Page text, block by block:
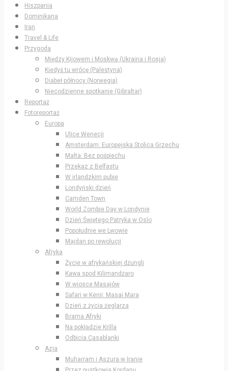
Hiszpania
Dominikana
Iran
Travel & Life
Przygoda
Między Kijowem i Moskwą (Ukraina i Rosja)
Kiedyś tu wrócę (Palestyna)
Diabeł północy (Norwegia)
Niecodzienne spotkanie (Gibraltar)
Reportaż
Fotoreportaż
Europa
Ulice Wenecji
Amsterdam: Europejska Stolica Grzechu
Malta: Bez pośpiechu
Przekaz z Belfastu
W irlandzkim pubie
Londyński dzień
Camden Town
World Zombie Day w Londynie
Dzień Świętego Patryka w Oslo
Popołudnie we Lwowie
Majdan po rewolucji
Afryka
Życie w afrykańskiej dżungli
Kawa spod Kilimandżaro
W wiosce Masajów
Safari w Kenii: Masai Mara
Dzień z życia żeglarza
Brama Afryki
Na pokładzie Krilla
Odbicia Casablanki
Azja
Muharram i Aszura w Iranie